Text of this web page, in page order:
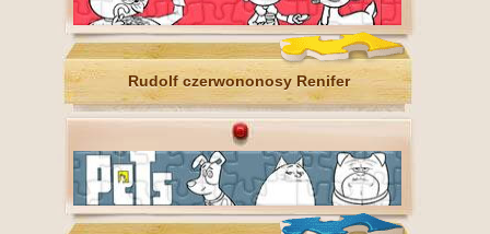
Rudolf czerwononosy Renifer